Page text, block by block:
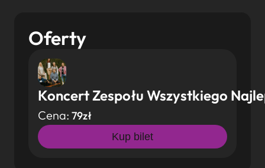
Oferty
Koncert Zespołu Wszystkiego
Cena: 79zł
Kup bilet